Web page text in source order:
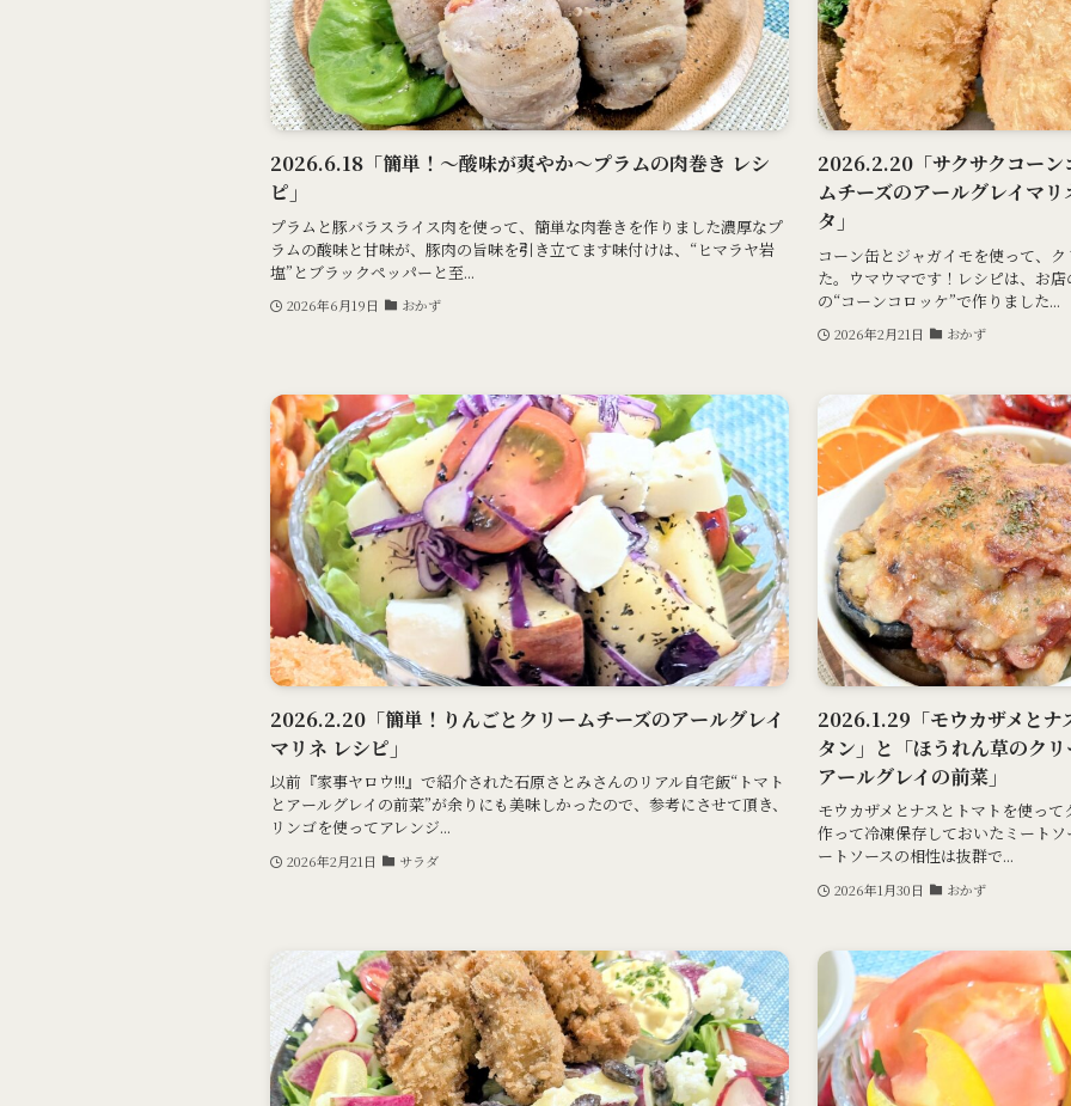
2026.6.18「簡単！～酸味が爽やか～プラムの肉巻き レシ
ピ」
プラムと豚バラスライス肉を使って、簡単な肉巻きを作りました濃厚なプ
ラムの酸味と甘味が、豚肉の旨味を引き立てます味付けは、“ヒマラヤ岩
塩”とブラックペッパーと至...
2026年6月19日 おかず
2026.2.20「サクサクコーン
ムチーズのアールグレイマ
タ」
コーン缶とジャガイモを使って、
た。ウマウマです！レシピは、お
の“コーンコロッケ”で作りました...
2026年2月21日 おかず
2026.2.20「簡単！りんごとクリームチーズのアールグレイ
マリネ レシピ」
以前『家事ヤロウ!!!』で紹介された石原さとみさんのリアル自宅飯“トマト
とアールグレイの前菜”が余りにも美味しかったので、参考にさせて頂き、
リンゴを使ってアレンジ...
2026年2月21日 サラダ
2026.1.29「モウカザメとナ
タン」と「ほうれん草のク
アールグレイの前菜」
モウカザメとナスとトマトを使っ
作って冷凍保存しておいたミート
ートソースの相性は抜群で...
2026年1月30日 おかず